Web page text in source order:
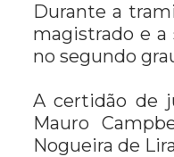
Durante a
magistrado e
no segundo
A certidão de
Mauro
Nogueira de